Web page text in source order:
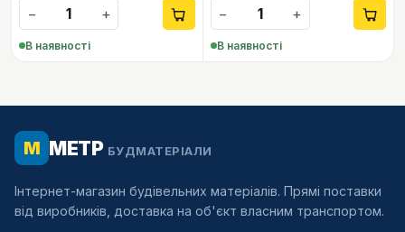
−
+
В наявності
−
+
В наявності
М МЕТР БУДМАТЕРІАЛИ
Інтернет-магазин будівельних матеріалів. Прямі поставки
від виробників, доставка на об'єкт власним транспортом.